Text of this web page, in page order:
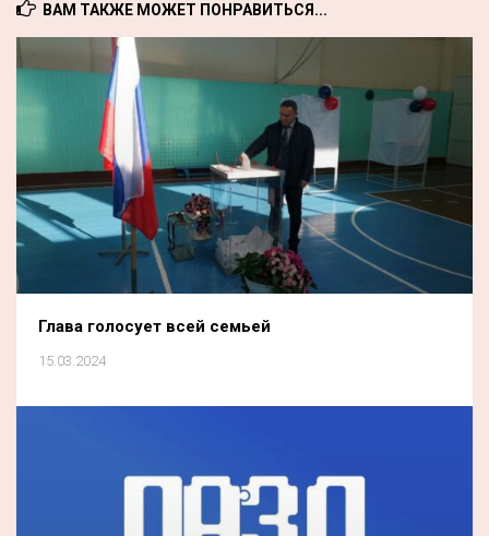
ВАМ ТАКЖЕ МОЖЕТ ПОНРАВИТЬСЯ...
Глава голосует всей семьей
15.03.2024